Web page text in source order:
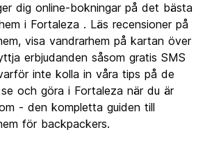
8.4
8.3
8.3
dig online-bokningar på det bästa
i Fortaleza . Läs recensioner på
visa vandrarhem på kartan över
erbjudanden såsom gratis SMS
inte kolla in våra tips på de
och göra i Fortaleza när du är
- den kompletta guiden till
för backpackers.